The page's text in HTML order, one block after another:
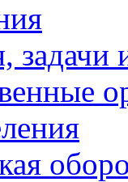
задачи